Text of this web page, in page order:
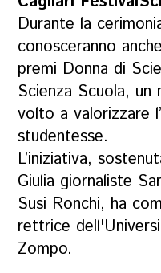
Durante la
conosceranno
premi Donna di
Scienza Scuola,
volto a valorizzare
studentesse.
L’iniziativa,
Giulia giornaliste
Susi Ronchi, ha
rettrice
Zompo.